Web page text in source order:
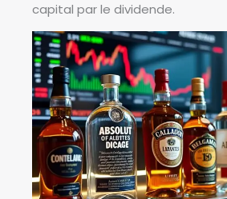
capital par le dividende.